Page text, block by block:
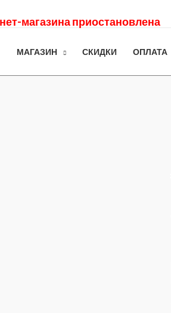
магазина приостановлена
МАГАЗИН СКИДКИ ОПЛАТА